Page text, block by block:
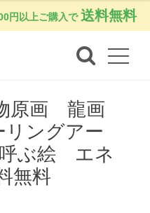
円以上ご購入で 送料無料
原画 龍画
ングアー
ぶ絵 エネ
無料